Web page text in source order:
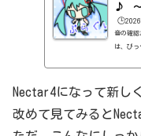
♪ ～
音の確
は、びっ
evels-
フトから
Nectar4になって新し
改めて見てみると